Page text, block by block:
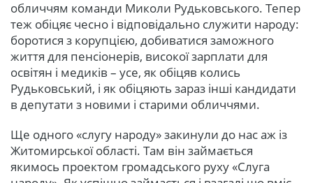
обличчям команди Миколи Рудьковського. Тепер
теж обіцяє чесно і відповідально служити народу:
боротися з корупцією, добиватися заможного
життя для пенсіонерів, високої зарплати для
освітян і медиків – усе, як обіцяв колись
Рудьковський, і як обіцяють зараз інші кандидати
в депутати з новими і старими обличчями.
Ще одного «слугу народу» закинули до нас аж із
Житомирської області. Там він займається
якимось проектом громадського руху «Слуга